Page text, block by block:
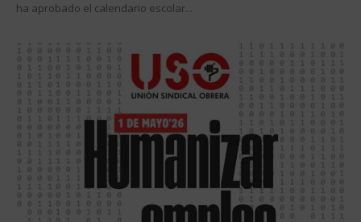
ha aprobado el calendario escolar...